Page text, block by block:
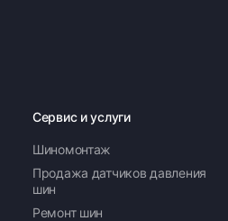
Сервис и услуги
Шиномонтаж
Продажа датчиков давления
шин
Ремонт шин